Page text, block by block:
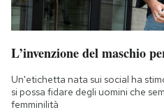
L’invenzione del maschio
Un'etichetta nata sui social ha
si possa fidare degli uomini che
femminilità